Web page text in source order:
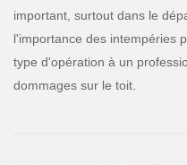
important, surtout dans le
l'importance des intempéries
type d'opération à un
dommages sur le toit.